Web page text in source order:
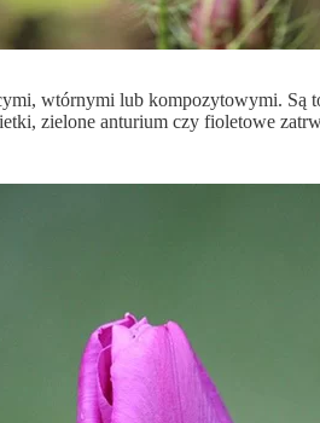
wtórnymi lub kompozytowymi. Są
zielone anturium czy fioletowe